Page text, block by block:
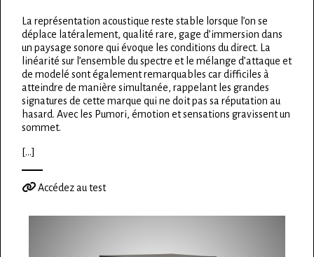
La représentation acoustique reste stable lorsque l’on se
déplace latéralement, qualité rare, gage d’immersion dans
un paysage sonore qui évoque les conditions du direct. La
linéarité sur l’ensemble du spectre et le mélange d’attaque et
de modelé sont également remarquables car difficiles à
atteindre de manière simultanée, rappelant les grandes
signatures de cette marque qui ne doit pas sa réputation au
hasard. Avec les Pumori, émotion et sensations gravissent un
sommet.
[...]
Accédez au test